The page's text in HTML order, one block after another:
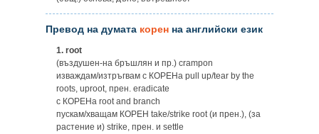
Превод на думата корен на английски език
1. root
(въздушен-на бръшлян и пр.) crampon
изваждам/изтръгвам с КОРЕНа pull up/tear by the
roots, uproot, прен. eradicate
с КОРЕНа root and branch
пускам/хващам КОРЕН take/strike root (и прен.), (за
растение и) strike, прен. и settle